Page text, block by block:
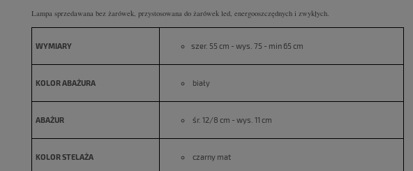
Lampa sprzedawana bez żarówek, przystosowana do żarówek led, energooszczędnych i zwykłych.
WYMIARY szer. 55 cm - wys. 75 - min 65 cm
KOLOR ABAŻURA biały
ABAŻUR śr. 12/8 cm - wys. 11 cm
KOLOR STELAŻA czarny mat